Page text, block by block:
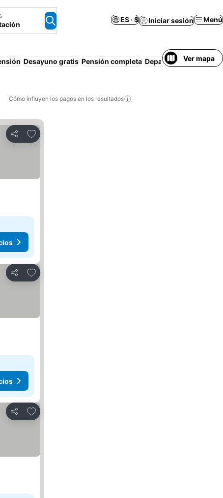
ES · $ Iniciar sesión Menú
Desayuno gratis Pensión completa DepartamentoVer mapa
Cómo influyen los pagos en los resultados
Compartir
Añadir a favoritos
Compartir
Añadir a favoritos
Compartir
Añadir a favoritos